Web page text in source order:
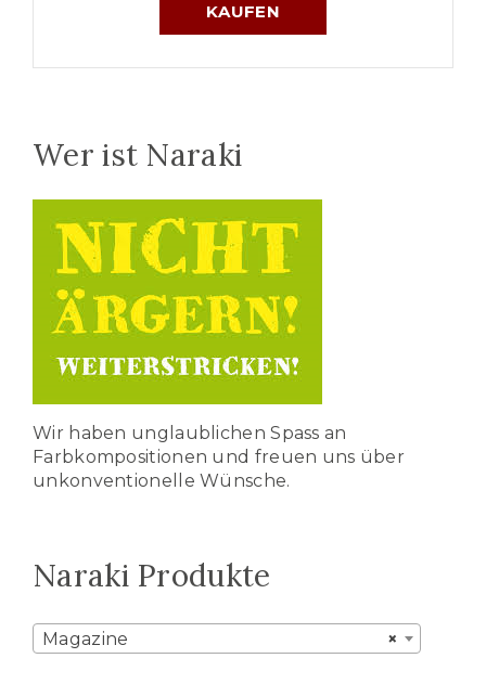
KAUFEN
Wer ist Naraki
Wir haben unglaublichen Spass an
Farbkompositionen und freuen uns über
unkonventionelle Wünsche.
Naraki Produkte
×
Magazine